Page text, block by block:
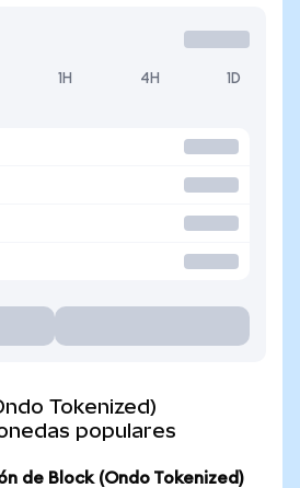
1H 4H 1D
Tokenized)
populares
de Block (Ondo Tokenized)